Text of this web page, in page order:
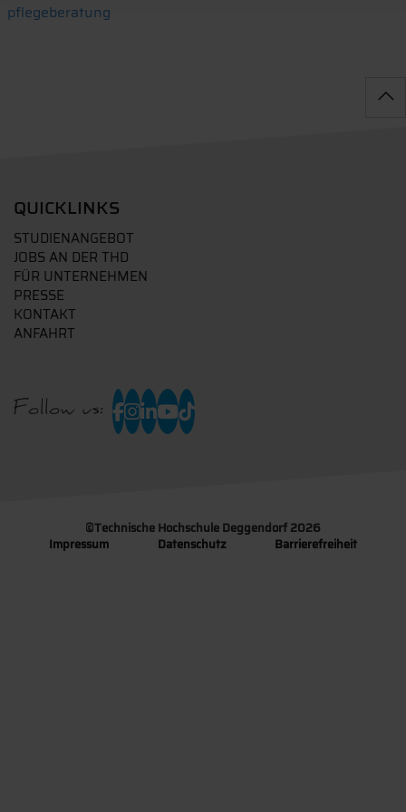
pflegeberatung
QUICKLINKS
STUDIENANGEBOT
JOBS AN DER THD
FÜR UNTERNEHMEN
PRESSE
KONTAKT
ANFAHRT
Follow us:
©Technische Hochschule Deggendorf 2026
Impressum
Datenschutz Barrierefreiheit